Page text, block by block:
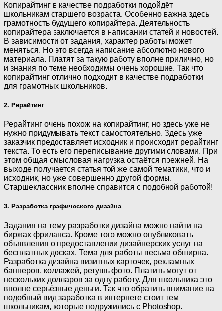
Копирайтинг в качестве подработки подойдёт
школьникам старшего возраста. Особенно важна здесь
грамотность будущего копирайтера. Деятельность
копирайтера заключается в написании статей и новостей.
В зависимости от задания, характер работы может
меняться. Но это всегда написание абсолютно нового
материала. Платят за такую работу вполне прилично, но
и знания по теме необходимы очень хорошие. Так что
копирайтинг отлично подходит в качестве подработки
для грамотных школьников.
2. Рерайтинг
Рерайтинг очень похож на копирайтинг, но здесь уже не
нужно придумывать текст самостоятельно. Здесь уже
заказчик предоставляет исходник и происходит рерайтинг
текста. То есть его переписывание другими словами. При
этом общая смысловая нагрузка остаётся прежней. На
выходе получается статья той же самой тематики, что и
исходник, но уже совершенно другой формы.
Старшеклассник вполне справится с подобной работой!
3. Разработка графического дизайна
Задания на тему разработки дизайна можно найти на
биржах фриланса. Кроме того можно опубликовать
объявления о предоставлении дизайнерских услуг на
бесплатных досках. Тема для работы весьма обширна.
Разработка дизайна визитных карточек, рекламных
баннеров, коллажей, ретушь фото. Платить могут от
нескольких долларов за одну работу. Для школьника это
вполне серьёзные деньги. Так что обратить внимание на
подобный вид заработка в интернете стоит тем
школьникам, которые подружились с Photoshop.